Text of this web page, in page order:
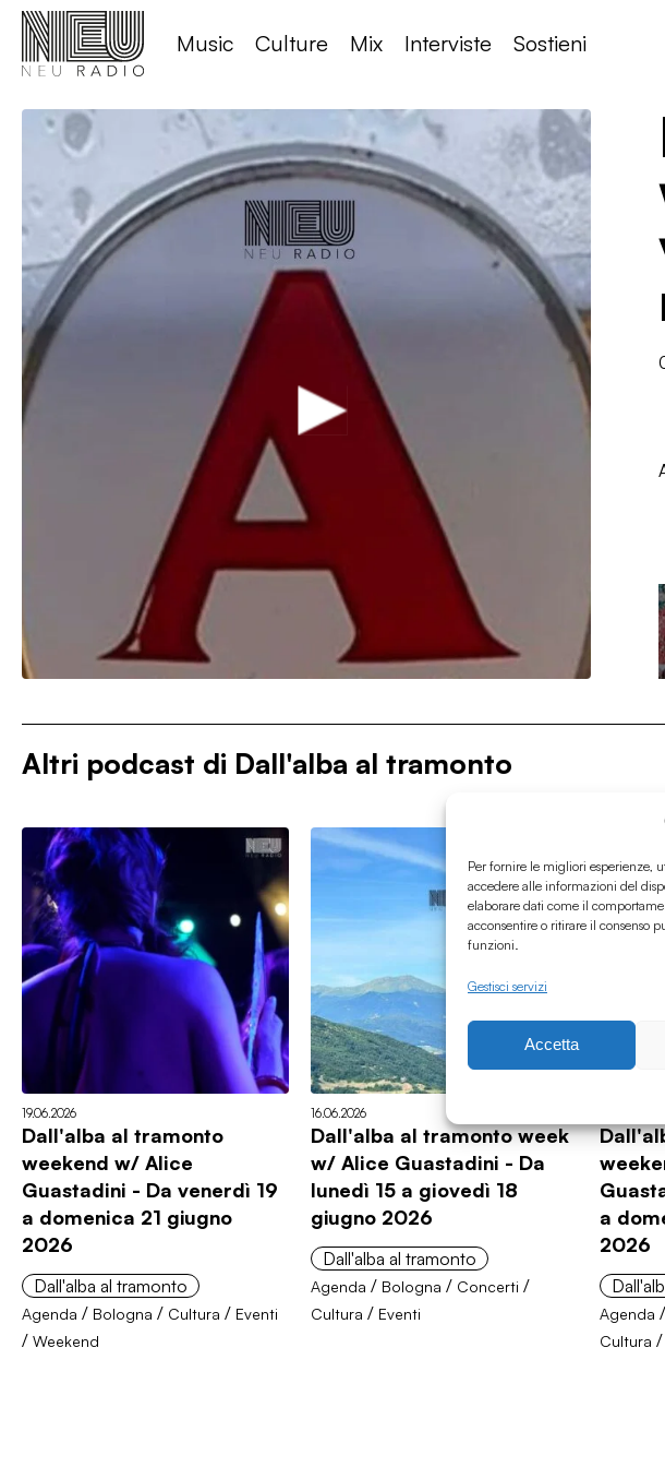
Per fornire le migliori esperienze,
accedere alle informazioni del
elaborare dati come il
acconsentire o ritirare il consenso
funzioni.
Gestisci servizi
Accetta
Music Culture Mix Interviste Sostieni
Altri podcast di Dall'alba al tramonto
19.06.2026
Dall'alba al tramonto
weekend w/ Alice
Guastadini - Da venerdì 19
a domenica 21 giugno
2026
Dall'alba al tramonto
Agenda / Bologna / Cultura / Eventi
/ Weekend
16.06.2026
Dall'alba al tramonto week
w/ Alice Guastadini - Da
lunedì 15 a giovedì 18
giugno 2026
Dall'alba al tramonto
Agenda / Bologna / Concerti /
Cultura / Eventi
a
2026
Agenda /
Cultura /